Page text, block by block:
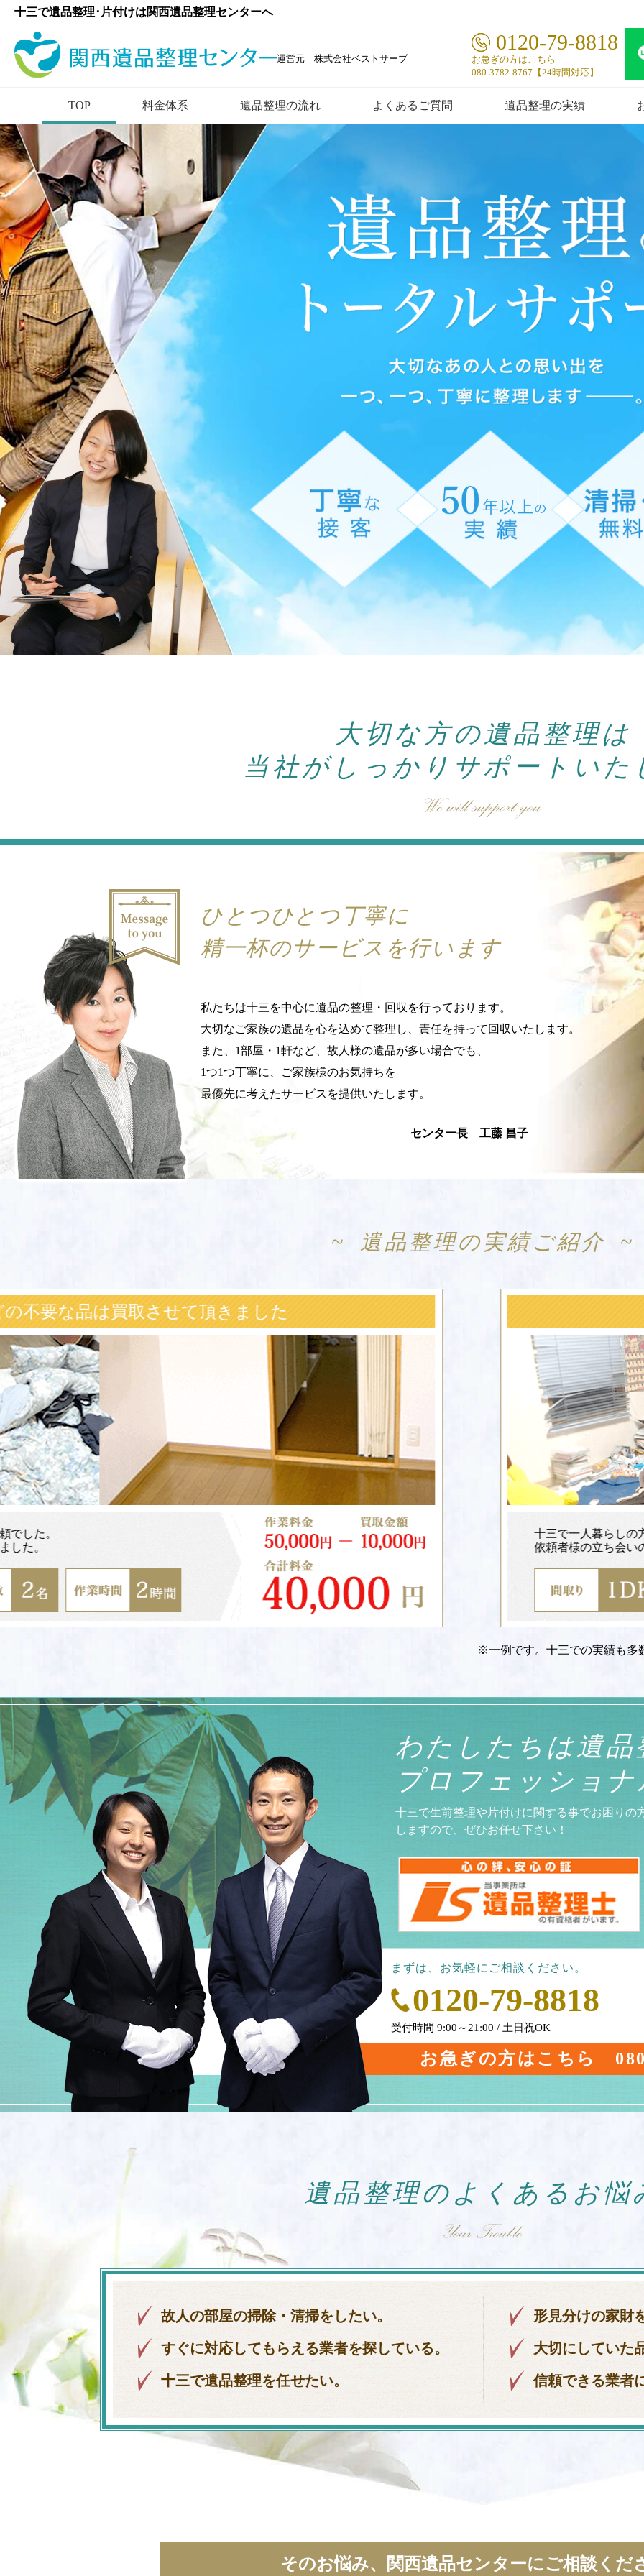
十三で遺品整理･片付けは関西遺品整理センターへ
運営元 株式会社ベストサーブ
0120-79-8818
お急ぎの方はこちら
080-3782-8767【24時間対応】
TOP 料金体系 遺品整理の流れ よくあるご質問 遺品整理の実績
大切な方の遺品整理は
当社がしっかり サポートいた
ひとつひとつ丁寧に
精一杯のサービスを行います
私たちは十三を中心に遺品の整理・回収を行っております。
大切なご家族の遺品を心を込めて整理し、責任を持って回収いたします。
また、1部屋・1軒など、故人様の遺品が多い場合でも、
1つ1つ丁寧に、ご家族様のお気持ちを
最優先に考えたサービスを提供いたします。
センター長 工藤 昌子
遺品整理の実績ご紹介
させて頂きました
十三で一人暮らしの方の整理作業。
依頼者様の立ち会いのもと作業しました。
※一例です。十三での実績も多
わたしたちは遺
プロフェッショ
十三で生前整理や片付けに関する事でお困り
しますので、ぜひお任せ下さい！
まずは、お気軽にご相談ください。
0120-79-8818
受付時間 9:00～21:00 / 土日祝OK
お急ぎの方はこちら
遺品整理の よくあるお悩
故人の部屋の掃除・清掃をしたい。
すぐに対応してもらえる業者を探している。
十三で遺品整理を任せたい。
形見分けの家財
大切にしていた
信頼できる業者
そのお悩み、関西遺品センターにご相談くだ